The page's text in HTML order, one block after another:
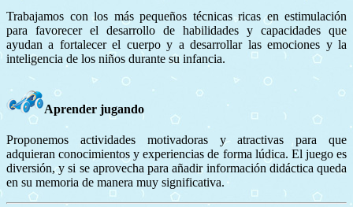
Trabajamos con los más pequeños técnicas ricas en estimulación
para favorecer el desarrollo de habilidades y capacidades que
ayudan a fortalecer el cuerpo y a desarrollar las emociones y la
inteligencia de los niños durante su infancia.
Aprender jugando
Proponemos actividades motivadoras y atractivas para que
adquieran conocimientos y experiencias de forma lúdica. El juego es
diversión, y si se aprovecha para añadir información didáctica queda
en su memoria de manera muy significativa.